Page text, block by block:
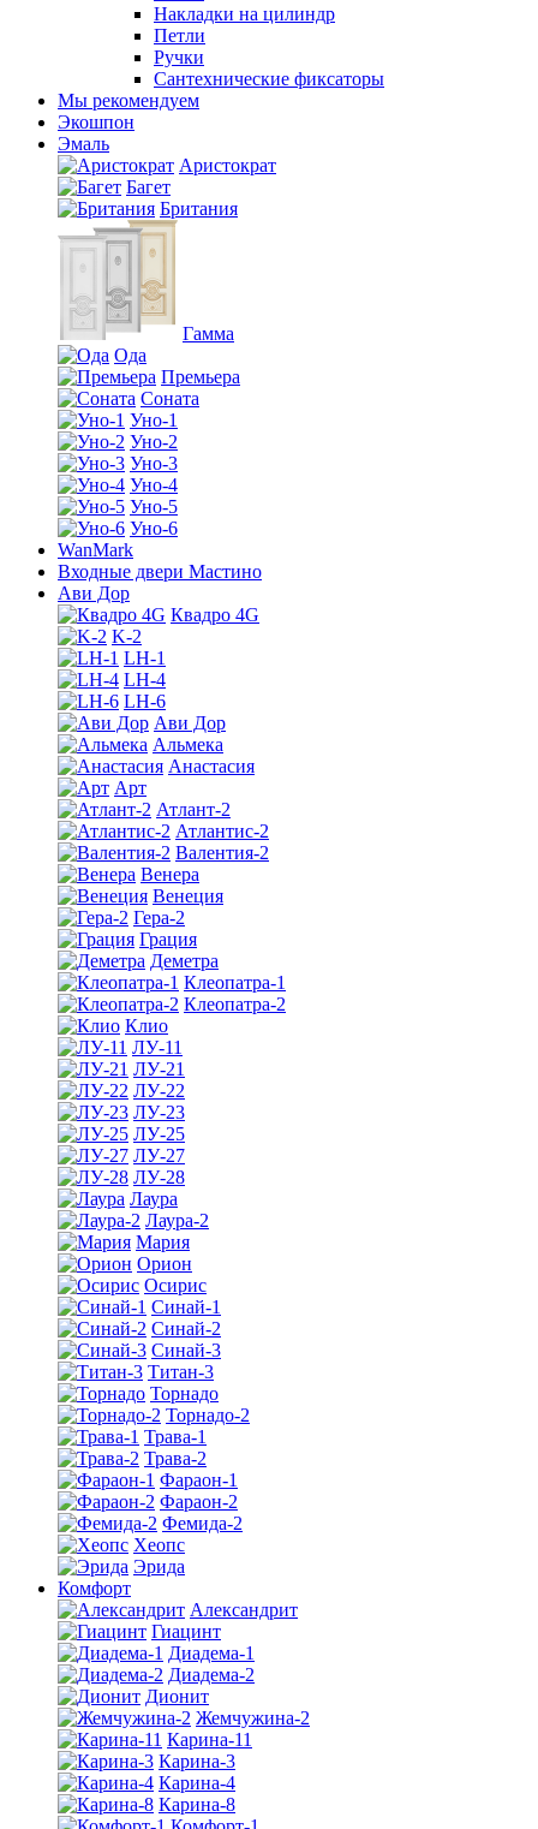
Накладки на цилиндр
Петли
Ручки
Сантехнические фиксаторы
Мы рекомендуем
Экошпон
Эмаль
Аристократ
Багет
Британия
Гамма
Ода
Премьера
Соната
Уно-1
Уно-2
Уно-3
Уно-4
Уно-5
Уно-6
WanMark
Входные двери Мастино
Ави Дор
Квадро 4G
K-2
LH-1
LH-4
LH-6
Ави Дор
Альмека
Анастасия
Арт
Атлант-2
Атлантис-2
Валентия-2
Венера
Венеция
Гера-2
Грация
Деметра
Клеопатра-1
Клеопатра-2
Клио
ЛУ-11
ЛУ-21
ЛУ-22
ЛУ-23
ЛУ-25
ЛУ-27
ЛУ-28
Лаура
Лаура-2
Мария
Орион
Осирис
Синай-1
Синай-2
Синай-3
Титан-3
Торнадо
Торнадо-2
Трава-1
Трава-2
Фараон-1
Фараон-2
Фемида-2
Хеопс
Эрида
Комфорт
Алекcандрит
Гиацинт
Диадема-1
Диадема-2
Дионит
Жемчужина-2
Карина-11
Карина-3
Карина-4
Карина-8